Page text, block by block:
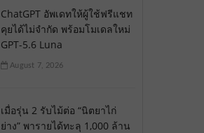
ChatGPT อัพเดทให้ผู้ใช้ฟรีแชท
คุยได้ไม่จำกัด พร้อมโมเดลใหม่
GPT-5.6 Luna
August 7, 2026
เมื่อรุ่น 2 รับไม้ต่อ “นิตยาไก่
ย่าง” พารายได้ทะลุ 1,000 ล้าน